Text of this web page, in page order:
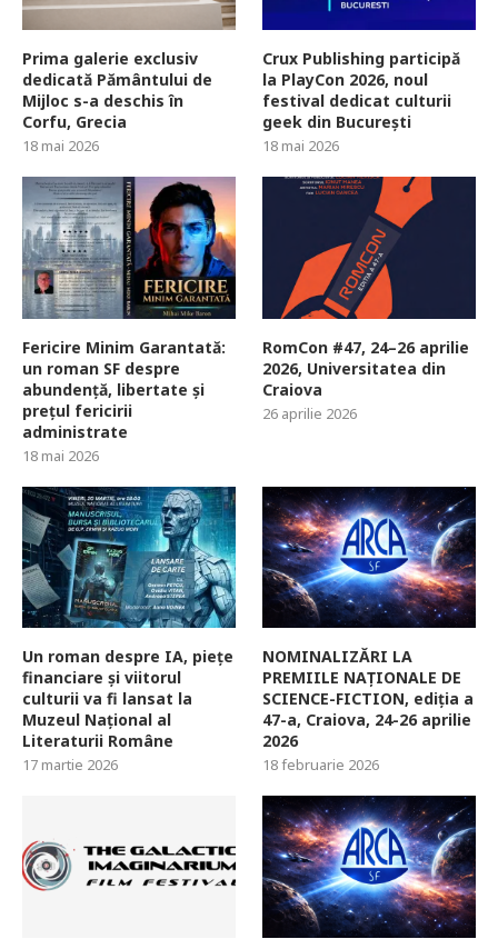
Prima galerie exclusiv
dedicată Pământului de
Mijloc s-a deschis în
Corfu, Grecia
18 mai 2026
Crux Publishing participă
la PlayCon 2026, noul
festival dedicat culturii
geek din București
18 mai 2026
Fericire Minim Garantată:
un roman SF despre
abundență, libertate și
prețul fericirii
administrate
18 mai 2026
RomCon #47, 24–26 aprilie
2026, Universitatea din
Craiova
26 aprilie 2026
Un roman despre IA, piețe
financiare și viitorul
culturii va fi lansat la
Muzeul Național al
Literaturii Române
17 martie 2026
NOMINALIZĂRI LA
PREMIILE NAȚIONALE DE
SCIENCE-FICTION, ediția a
47-a, Craiova, 24-26 aprilie
2026
18 februarie 2026